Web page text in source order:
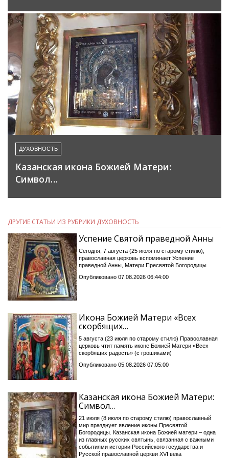
ДУХОВНОСТЬ
Казанская икона Божией Матери:
Символ…
ДРУГИЕ СТАТЬИ ИЗ РУБРИКИ ДУХОВНОСТЬ
Успение Святой праведной Анны
Сегодня, 7 августа (25 июля по старому стилю),
православная церковь вспоминает Успение
праведной Анны, Матери Пресвятой Богородицы
Опубликовано 07.08.2026 06:44:00
Икона Божией Матери «Всех
скорбящих…
5 августа (23 июля по старому стилю) Православная
церковь чтит память иконе Божией Матери «Всех
скорбящих радость» (с грошиками)
Опубликовано 05.08.2026 07:05:00
Казанская икона Божией Матери:
Символ…
21 июля (8 июля по старому стилю) православный
мир празднует явление иконы Пресвятой
Богородицы. Казанская икона Божией матери – одна
из главных русских святынь, связанная с важными
событиями истории Российского государства и
Русской православной церкви XVI века